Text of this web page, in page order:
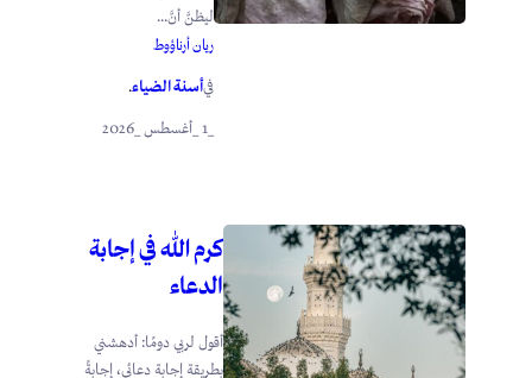
ليظنَّ أنَّ...
ريان أرناؤوط
فيأسنة الضياء.
_1 _أغسطس _2026
كرم الله في إجابة
الدعاء
أقول لربي دومًا: أدهشني
بطريقة إجابة دعائي، إجابةً